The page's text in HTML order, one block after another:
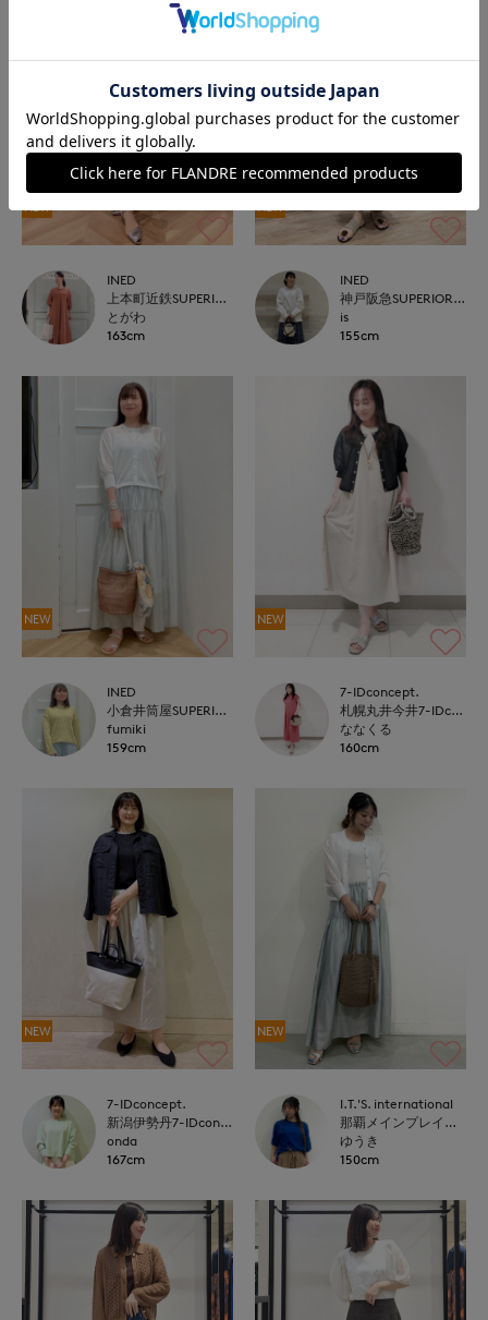
INED
上本町近鉄SUPERIORCLOSET
とがわ
163cm
INED
神戸阪急SUPERIORCLOSET
is
155cm
NEW
INED
小倉井筒屋SUPERIOR CLOSET
fumiki
159cm
NEW
7-IDconcept.
札幌丸井今井7-IDconcept.
ななくる
160cm
NEW
7-IDconcept.
新潟伊勢丹7-IDconcept.
onda
167cm
NEW
I.T.'S. international
那覇メインプレイスI.T.'S.international
ゆうき
150cm